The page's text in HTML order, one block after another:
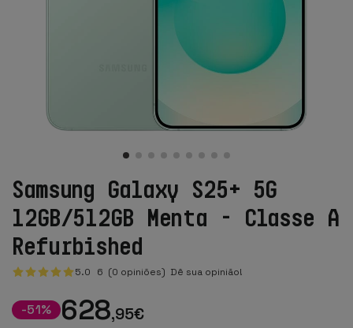
Samsung Galaxy S25+ 5G
12GB/512GB Menta - Classe A
Refurbished
5.0 6 (0 opiniões) Dê sua opinião!
-51% 628,95€